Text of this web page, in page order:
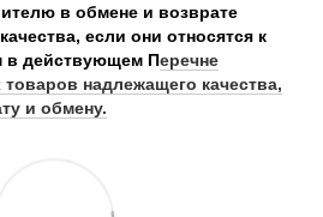
в обмене и возврате
если они относятся к
в действующем Перечне
надлежащего качества,
и обмену.